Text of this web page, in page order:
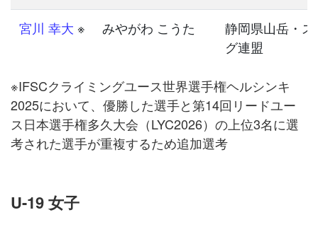
宮川 幸大 ※ みやがわ こうた
静岡県山岳・
グ連盟
※IFSCクライミングユース世界選手権ヘルシンキ
2025において、優勝した選手と第14回リードユー
ス日本選手権多久大会（LYC2026）の上位3名に選
考された選⼿が重複するため追加選考
U-19 女子